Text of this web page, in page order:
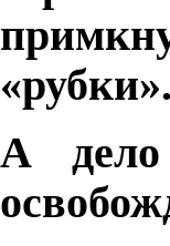
«рубки».
А дело